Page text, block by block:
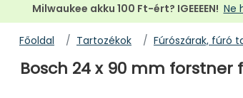
Milwaukee akku 100 Ft-ért? IGEEEEN! Ne
Főoldal Tartozékok Fúrószárak, fúró
Bosch 24 x 90 mm forstner